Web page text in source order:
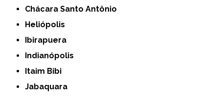
Chácara Santo Antônio
Heliópolis
Ibirapuera
Indianópolis
Itaim Bibi
Jabaquara